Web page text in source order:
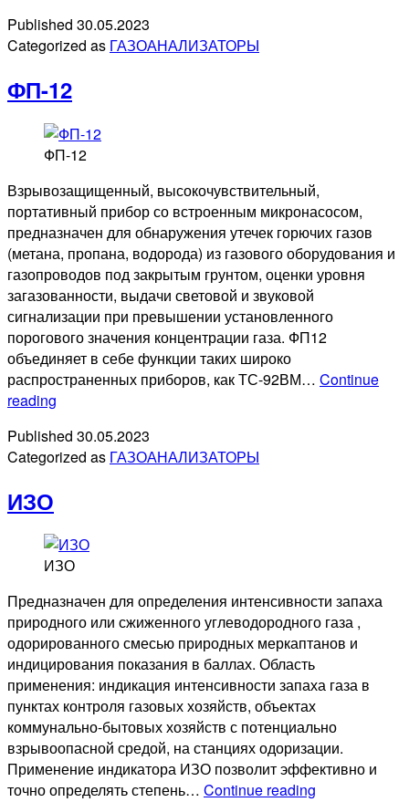
Published 30.05.2023
Categorized as ГАЗОАНАЛИЗАТОРЫ
ФП-12
ФП-12
Взрывозащищенный, высокочувствительный,
портативный прибор со встроенным микронасосом,
предназначен для обнаружения утечек горючих газов
(метана, пропана, водорода) из газового оборудования и
газопроводов под закрытым грунтом, оценки уровня
загазованности, выдачи световой и звуковой
сигнализации при превышении установленного
порогового значения концентрации газа. ФП12
объединяет в себе функции таких широко
распространенных приборов, как ТС-92ВМ… Continue
reading
Published 30.05.2023
Categorized as ГАЗОАНАЛИЗАТОРЫ
ИЗО
ИЗО
Предназначен для определения интенсивности запаха
природного или сжиженного углеводородного газа ,
одорированного смесью природных меркаптанов и
индицирования показания в баллах. Область
применения: индикация интенсивности запаха газа в
пунктах контроля газовых хозяйств, объектах
коммунально-бытовых хозяйств с потенциально
взрывоопасной средой, на станциях одоризации.
Применение индикатора ИЗО позволит эффективно и
точно определять степень… Continue reading